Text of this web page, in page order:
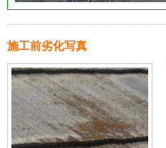
施工前劣化写真